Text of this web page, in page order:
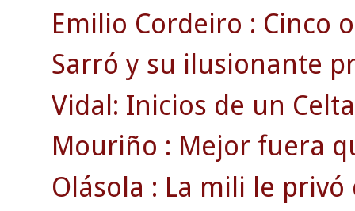
Emilio Cordeiro : Cinco
Sarró y su ilusionante
Vidal: Inicios de un
Mouriño : Mejor fuera
Olásola : La mili le